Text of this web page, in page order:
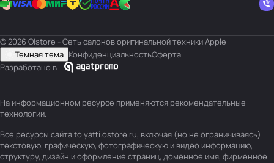
© 2026 O|store - Сеть салонов оригинальной техники Apple
Темная тема КонфиденциальностьОферта
Разработано в
На информационном ресурсе применяются рекомендательные
технологии.
Все ресурсы сайта tolyatti.ostore.ru, включая (но не ограничиваясь)
текстовую, графическую, фотографическую и видео информацию,
структуру, дизайн и оформление страниц, доменное имя, фирменное